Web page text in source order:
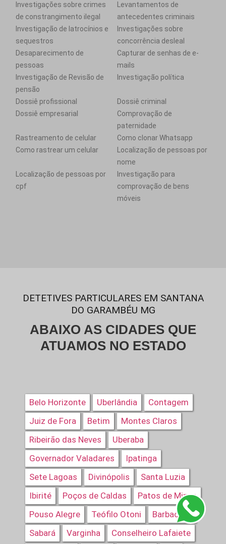
Investigações sobre crimes
de constrangimento ilegal
Levantamentos de
antecedentes criminais
Investigação de latrocínios e
sequestros
Investigações sobre
concorrência desleal
Desaparecimento de
pessoas
Capturar de senhas de e-
mails
Investigação de Revisão de
pensão
Investigação política
Dossiê profissional
Dossiê criminal
Dossiê empresarial
Comprovação de
paternidade
Rastreamento de celular
Como clonar Whatsapp
Como rastrear um celular
Localização de pessoas por
nome
Localização de pessoas por
cpf
Investigação para
comprovação de bens
móveis
DETETIVES PARTICULARES EM SANTANA
DO GARAMBÉU MG
ABAIXO AS CIDADES QUE
ATUAMOS NO ESTADO
Belo Horizonte Uberlândia
Contagem
Juiz de Fora
Betim
Montes Claros
Ribeirão das Neves
Uberaba
Governador Valadares
Ipatinga
Sete Lagoas
Divinópolis
Santa Luzia
Ibirité
Poços de Caldas
Patos de Minas
Pouso Alegre
Teófilo Otoni
Barbacena
Sabará
Varginha Conselheiro Lafaiete